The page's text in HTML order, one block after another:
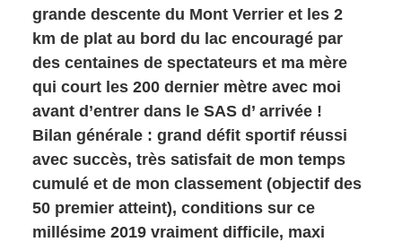
grande descente du Mont Verrier et les 2
km de plat au bord du lac encouragé par
des centaines de spectateurs et ma mère
qui court les 200 dernier mètre avec moi
avant d’entrer dans le SAS d’ arrivée !
Bilan générale : grand défit sportif réussi
avec succès, très satisfait de mon temps
cumulé et de mon classement (objectif des
50 premier atteint), conditions sur ce
millésime 2019 vraiment difficile, maxi